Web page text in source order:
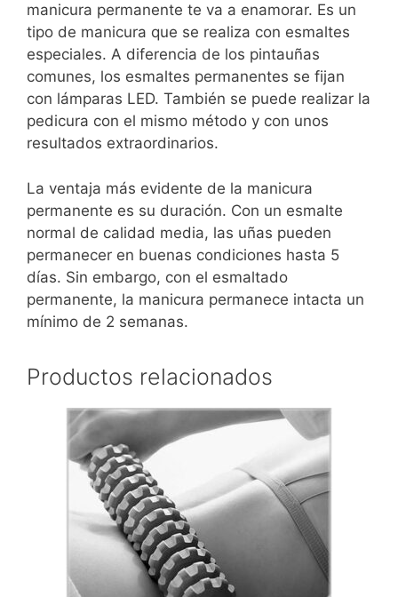
manicura permanente te va a enamorar. Es un
tipo de manicura que se realiza con esmaltes
especiales. A diferencia de los pintauñas
comunes, los esmaltes permanentes se fijan
con lámparas LED. También se puede realizar la
pedicura con el mismo método y con unos
resultados extraordinarios.
La ventaja más evidente de la manicura
permanente es su duración. Con un esmalte
normal de calidad media, las uñas pueden
permanecer en buenas condiciones hasta 5
días. Sin embargo, con el esmaltado
permanente, la manicura permanece intacta un
mínimo de 2 semanas.
Productos relacionados